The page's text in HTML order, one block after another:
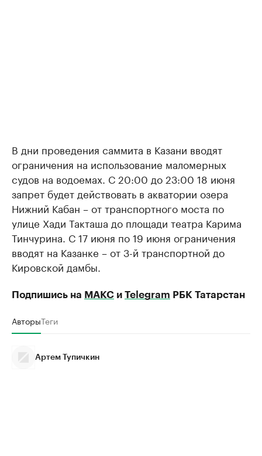
В дни проведения саммита в Казани вводят
ограничения на использование маломерных
судов на водоемах. С 20:00 до 23:00 18 июня
запрет будет действовать в акватории озера
Нижний Кабан – от транспортного моста по
улице Хади Такташа до площади театра Карима
Тинчурина. С 17 июня по 19 июня ограничения
вводят на Казанке – от 3-й транспортной до
Кировской дамбы.
Подпишись на МАКС и Telegram РБК Татарстан
АвторыТеги
Артем Тупичкин